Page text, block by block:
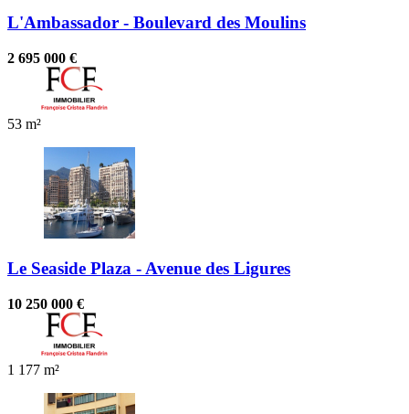
L'Ambassador - Boulevard des Moulins
2 695 000 €
53 m²
Le Seaside Plaza - Avenue des Ligures
10 250 000 €
1 177 m²